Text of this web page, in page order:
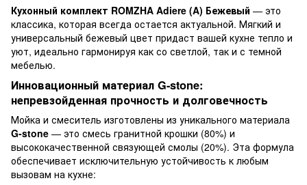
Кухонный комплект ROMZHA Adiere (A) Бежевый — это
классика, которая всегда остается актуальной. Мягкий и
универсальный бежевый цвет придаст вашей кухне тепло и
уют, идеально гармонируя как со светлой, так и с темной
мебелью.
Инновационный материал G-stone:
непревзойденная прочность и долговечность
Мойка и смеситель изготовлены из уникального материала
G-stone — это смесь гранитной крошки (80%) и
высококачественной связующей смолы (20%). Эта формула
обеспечивает исключительную устойчивость к любым
вызовам на кухне: